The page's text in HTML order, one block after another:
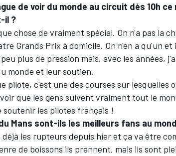
de voir du monde au circuit dès 10h
il ?
chose de vraiment spécial. On n'a pas la
Grands Prix à domicile. On n'en a qu'un
plus de pression mais, avec les années,
monde et leur soutien.
pilote, c'est une des courses sur lesquelles
que les gens suivent vraiment tout le
soutenir les pilotes français !
Mans sont-ils les meilleurs fans au
déjà les rupteurs depuis hier et ça va être
de boissons ils prennent, mais ils sont